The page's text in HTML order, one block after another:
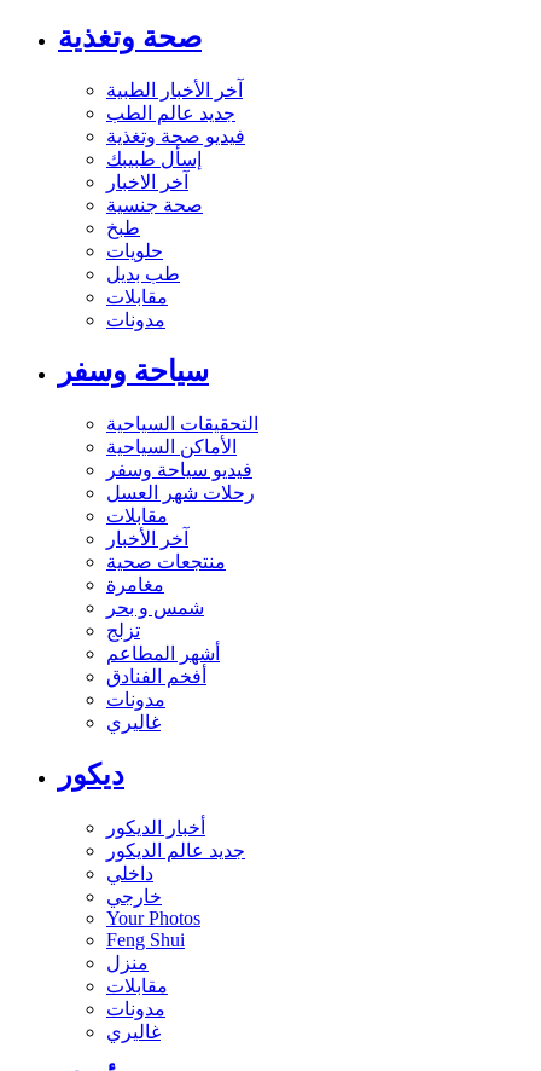
صحة وتغذية
آخر الأخبار الطبية
جديد عالم الطب
فيديو صحة وتغذية
إسأل طبيبك
آخر الاخبار
صحة جنسية
طبخ
حلويات
طب بديل
مقابلات
مدونات
سياحة وسفر
التحقيقات السياحية
الأماكن السياحية
فيديو سياحة وسفر
رحلات شهر العسل
مقابلات
آخر الأخبار
منتجعات صحية
مغامرة
شمس و بحر
تزلج
أشهر المطاعم
أفخم الفنادق
مدونات
غاليري
ديكور
أخبار الديكور
جديد عالم الديكور
داخلي
خارجي
Your Photos
Feng Shui
منزل
مقابلات
مدونات
غاليري